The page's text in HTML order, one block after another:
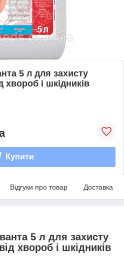
5 л для захисту
хвороб і шкідників
Купити
Відгуки про товар Доставка
5 л для захисту
хвороб і шкідників